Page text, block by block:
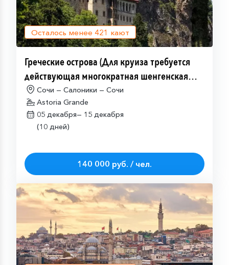
Осталось менее 421 кают
Греческие острова (Для круиза требуется
действующая многократная шенгенская
виза)Сочи — Салоники — Сочи
Astoria Grande
05 декабря— 15 декабря
(10 дней)
140 000 руб. / чел.